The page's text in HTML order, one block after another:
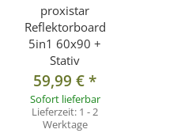
proxistar
Reflektorboard
5in1 60x90 +
Stativ
59,99 €*
Sofort lieferbar
Lieferzeit: 1 - 2
Werktage